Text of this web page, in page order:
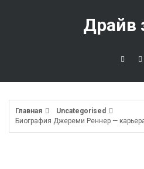
Драйв
Главная
Uncategorised
Биография Джереми Реннер —